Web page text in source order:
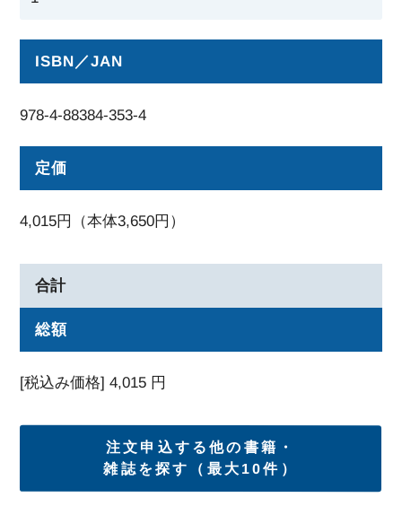
ISBN／JAN
978-4-88384-353-4
定価
4,015円（本体3,650円）
合計
総額
[税込み価格]4,015 円
注文申込する他の書籍・
雑誌を探す（最大10件）